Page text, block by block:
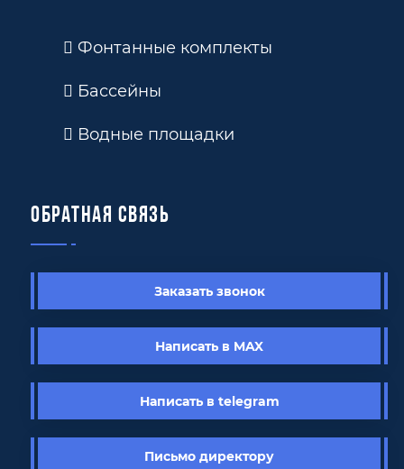
Фонтанные комплекты
Бассейны
Водные площадки
Обратная связь
Заказать звонок
Написать в MAX
Написать в telegram
Письмо директору